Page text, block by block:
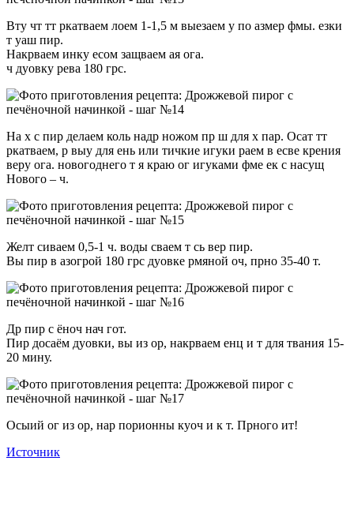
Вту чт тт ркатваем лоем 1-1,5 м выезаем у по азмер фмы. езки
т уаш пир.
Накрваем инку есом защваем ая ога.
ч дуовку рева 180 грс.
На х с пир делаем коль надр ножом пр ш для х пар. Осат тт
ркатваем, р выу для ень или тичкие игуки раем в есве крения
веру ога. новогоднего т я краю ог игуками фме ек с насущ
Нового – ч.
Желт сиваем 0,5-1 ч. воды сваем т сь вер пир.
Вы пир в азогрой 180 грс дуовке рмяной оч, прно 35-40 т.
Др пир с ёноч нач гот.
Пир досаём дуовки, вы из ор, накрваем енц и т для твания 15-
20 мину.
Осыий ог из ор, нар порионны куоч и к т. Прного ит!
Источник